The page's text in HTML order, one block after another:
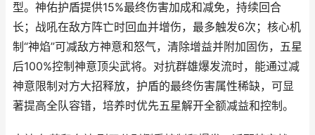
型。神佑护盾提供15%最终伤害加成和减免，持续回合
长；战吼在敌方阵亡时回血并增伤，最多触发6次；核心机
制“神焰”可减敌方神意和怒气，清除增益并附加固伤，五星
后100%控制神意顶尖武将。对抗群雄爆发流时，能通过减
神意限制对方大招释放，护盾的最终伤害属性稀缺，可显
著提高全队容错，培养时优先五星解开全额减益和控制。